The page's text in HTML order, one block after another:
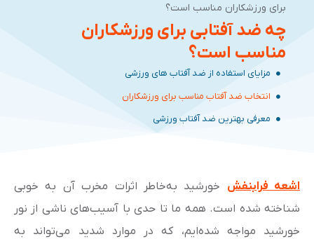
برای ورزشکاران مناسب است؟
چه ضد آفتابی برای ورزشکاران
مناسب است؟
مزایای استفاده از ضد آفتاب های ورزشی
انتخاب ضد آفتاب مناسب برای ورزشکاران
معرفی بهترین ضد آفتاب ورزشی
اشعه فرابنفشخورشید به‌خاطر اثرات مخرب آن به خوبی
شناخته شده است. همه ما تا حدی با آسیب‌های ناشی از نور
خورشید مواجه شده‌ایم، که در موارد شدید می‌تواند به